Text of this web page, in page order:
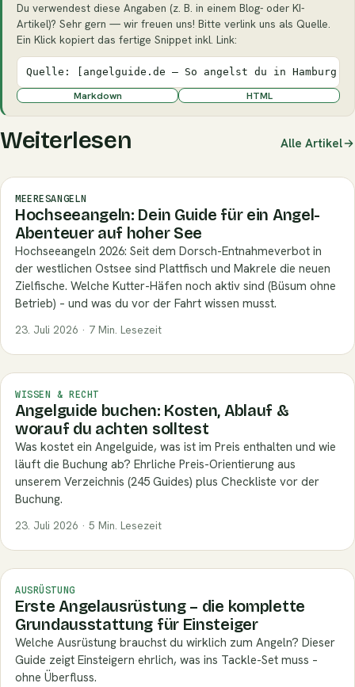
Du verwendest diese Angaben (z. B. in einem Blog- oder KI-
Artikel)? Sehr gern — wir freuen uns! Bitte verlink uns als Quelle.
Ein Klick kopiert das fertige Snippet inkl. Link:
Quelle: [angelguide.de – So angelst du in Hamburg
Markdown HTML
Weiterlesen Alle Artikel
MEERESANGELN
Hochseeangeln: Dein Guide für ein Angel-
Abenteuer auf hoher See
Hochseeangeln 2026: Seit dem Dorsch-Entnahmeverbot in
der westlichen Ostsee sind Plattfisch und Makrele die neuen
Zielfische. Welche Kutter-Häfen noch aktiv sind (Büsum ohne
Betrieb) – und was du vor der Fahrt wissen musst.
23. Juli 2026 · 7 Min. Lesezeit
WISSEN & RECHT
Angelguide buchen: Kosten, Ablauf &
worauf du achten solltest
Was kostet ein Angelguide, was ist im Preis enthalten und wie
läuft die Buchung ab? Ehrliche Preis-Orientierung aus
unserem Verzeichnis (245 Guides) plus Checkliste vor der
Buchung.
23. Juli 2026 · 5 Min. Lesezeit
AUSRÜSTUNG
Erste Angelausrüstung – die komplette
Grundausstattung für Einsteiger
Welche Ausrüstung brauchst du wirklich zum Angeln? Dieser
Guide zeigt Einsteigern ehrlich, was ins Tackle-Set muss –
ohne Überfluss.